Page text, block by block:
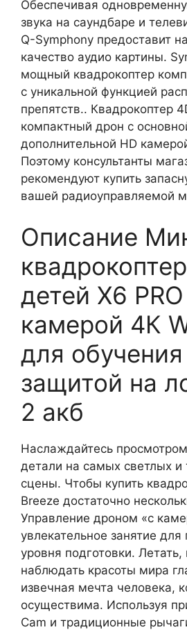
Обеспечивая
звука на саундбаре и
Q-Symphony предоставит
качество аудио картины.
мощный квадрокоптер
с уникальной функцией
препятств.. Квадрокоптер
компактный дрон с
дополнительной HD
Поэтому консультанты
рекомендуют купить
вашей радиоуправляемой
Описание
детей X6
камерой 4К
для обучения
защитой на
2 акб
Наслаждайтесь
детали на самых светлых и
сцены. Чтобы купить
Breeze достаточно
Управление дроном «с
увлекательное занятие
уровня подготовки. Летать,
наблюдать красоты мира
извечная мечта человека,
осуществима. Используя
Cam и традиционные